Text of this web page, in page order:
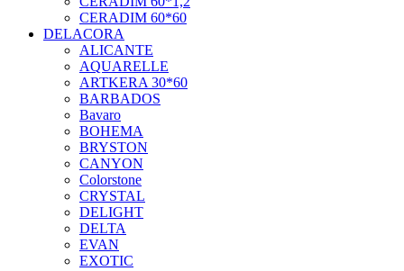
CERADIM 60*60
DELACORA
ALICANTE
AQUARELLE
ARTKERA 30*60
BARBADOS
Bavaro
BOHEMA
BRYSTON
CANYON
Colorstone
CRYSTAL
DELIGHT
DELTA
EVAN
EXOTIC